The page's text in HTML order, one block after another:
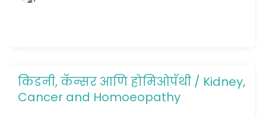
किडनी, कॅन्सर आणि होमिओपॅथी / Kidney,
Cancer and Homoeopathy